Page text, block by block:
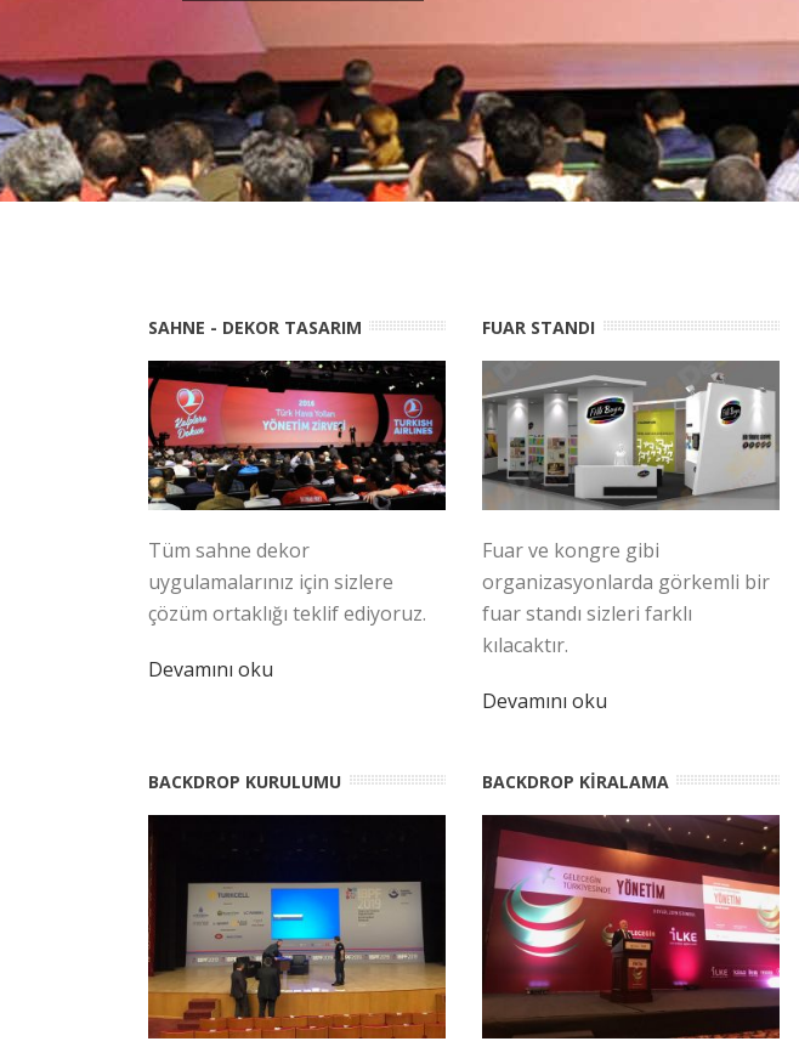
SAHNE - DEKOR TASARIM
Tüm sahne dekor
uygulamalarınız için sizlere
çözüm ortaklığı teklif ediyoruz.
Devamını oku
FUAR STANDI
Fuar ve kongre gibi
organizasyonlarda görkemli bir
fuar standı sizleri farklı
kılacaktır.
Devamını oku
BACKDROP KURULUMU BACKDROP KİRALAMA